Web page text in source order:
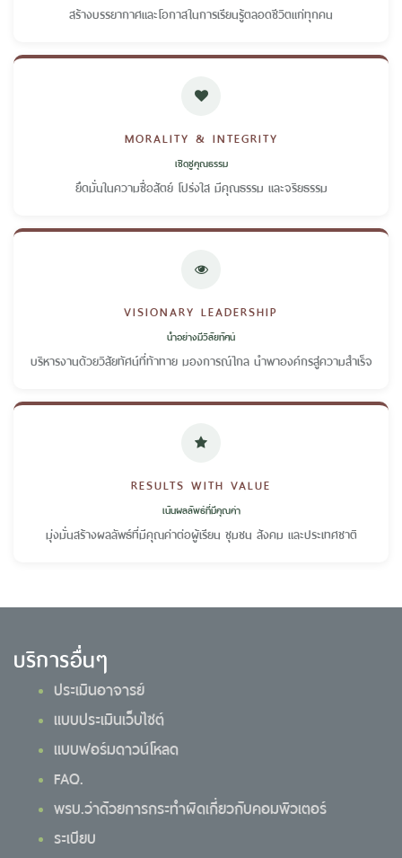
สร้างบรรยากาศและโอกาสในการเรียนรู้ตลอดชีวิตแก่ทุกคน
MORALITY & INTEGRITY
เชิดชูคุณธรรม
ยึดมั่นในความซื่อสัตย์ โปร่งใส มีคุณธรรม และจริยธรรม
VISIONARY LEADERSHIP
นำอย่างมีวิสัยทัศน์
บริหารงานด้วยวิสัยทัศน์ที่ท้าทาย มองการณ์ไกล นำพาองค์กรสู่ความสำเร็จ
RESULTS WITH VALUE
เน้นผลลัพธ์ที่มีคุณค่า
มุ่งมั่นสร้างผลลัพธ์ที่มีคุณค่าต่อผู้เรียน ชุมชน สังคม และประเทศชาติ
บริการอื่นๆ
ประเมินอาจารย์
แบบประเมินเว็บไซต์
แบบฟอร์มดาวน์โหลด
FAQ.
พรบ.ว่าด้วยการกระทำผิดเกี่ยวกับคอมพิวเตอร์
ระเบียบ